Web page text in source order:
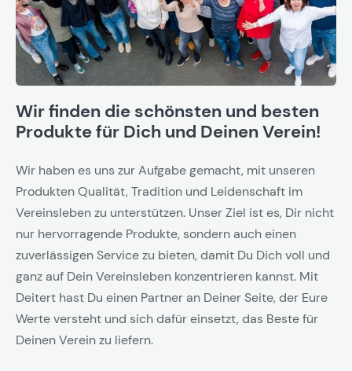
Wir finden die schönsten und besten
Produkte für Dich und Deinen Verein!
Wir haben es uns zur Aufgabe gemacht, mit unseren
Produkten Qualität, Tradition und Leidenschaft im
Vereinsleben zu unterstützen. Unser Ziel ist es, Dir nicht
nur hervorragende Produkte, sondern auch einen
zuverlässigen Service zu bieten, damit Du Dich voll und
ganz auf Dein Vereinsleben konzentrieren kannst. Mit
Deitert hast Du einen Partner an Deiner Seite, der Eure
Werte versteht und sich dafür einsetzt, das Beste für
Deinen Verein zu liefern.